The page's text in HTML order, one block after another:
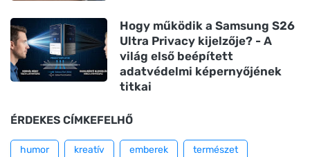
Hogy működik a Samsung S26
Ultra Privacy kijelzője? - A
világ első beépített
adatvédelmi képernyőjének
titkai
ÉRDEKES CÍMKEFELHŐ
humor kreatív emberek természet